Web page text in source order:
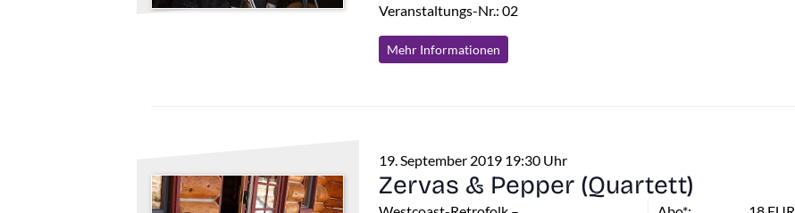
Veranstaltungs-Nr.: 02
Mehr Informationen
19. September 2019 19:30 Uhr
Zervas & Pepper (Quartett)